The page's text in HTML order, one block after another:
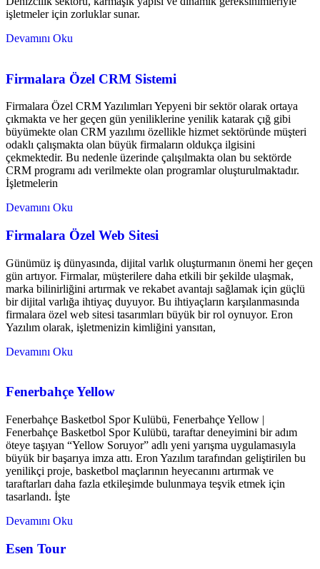
işletmeler için zorluklar sunar.
Devamını Oku
Firmalara Özel CRM Sistemi
Firmalara Özel CRM Yazılımları Yepyeni bir sektör olarak ortaya
çıkmakta ve her geçen gün yeniliklerine yenilik katarak çığ gibi
büyümekte olan CRM yazılımı özellikle hizmet sektöründe müşteri
odaklı çalışmakta olan büyük firmaların oldukça ilgisini
çekmektedir. Bu nedenle üzerinde çalışılmakta olan bu sektörde
CRM programı adı verilmekte olan programlar oluşturulmaktadır.
İşletmelerin
Devamını Oku
Firmalara Özel Web Sitesi
Günümüz iş dünyasında, dijital varlık oluşturmanın önemi her geçen
gün artıyor. Firmalar, müşterilere daha etkili bir şekilde ulaşmak,
marka bilinirliğini artırmak ve rekabet avantajı sağlamak için güçlü
bir dijital varlığa ihtiyaç duyuyor. Bu ihtiyaçların karşılanmasında
firmalara özel web sitesi tasarımları büyük bir rol oynuyor. Eron
Yazılım olarak, işletmenizin kimliğini yansıtan,
Devamını Oku
Fenerbahçe Yellow
Fenerbahçe Basketbol Spor Kulübü, Fenerbahçe Yellow |
Fenerbahçe Basketbol Spor Kulübü, taraftar deneyimini bir adım
öteye taşıyan “Yellow Soruyor” adlı yeni yarışma uygulamasıyla
büyük bir başarıya imza attı. Eron Yazılım tarafından geliştirilen bu
yenilikçi proje, basketbol maçlarının heyecanını artırmak ve
taraftarları daha fazla etkileşimde bulunmaya teşvik etmek için
tasarlandı. İşte
Devamını Oku
Esen Tour